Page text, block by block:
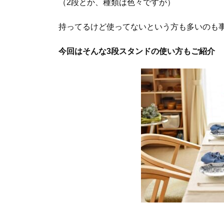
（2段とか、種類は色々ですが）
持ってるけど使ってないという方も多いのも
今回はそんな3段スタンドの使い方もご紹介